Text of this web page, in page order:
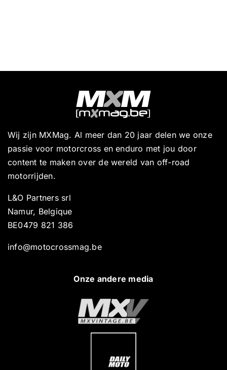
Wij zijn MXMag. Al meer dan 20 jaar delen we onze
passie voor motorcross en enduro met jou door
content te maken over de wereld van off-road
motorrijden.
L&O Partners srl
Namur, Belgique
BE0479 821 386
info@motocrossmag.be
Onze andere media